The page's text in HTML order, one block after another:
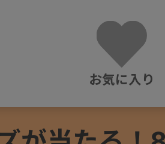
お気に入り